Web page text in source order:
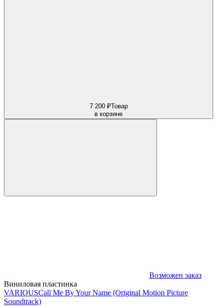
7 200 ₽Товар
в корзине
Возможен заказ
Виниловая пластинка
VARIOUSCall Me By Your Name (Original Motion Picture
Soundtrack)